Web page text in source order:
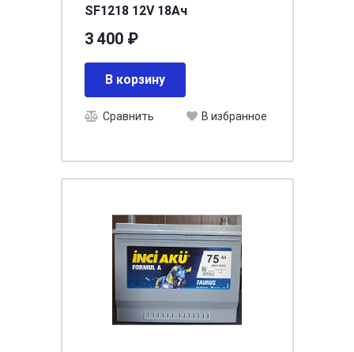
SF1218 12V 18Ач
3 400 ₽
В корзину
Сравнить В избранное